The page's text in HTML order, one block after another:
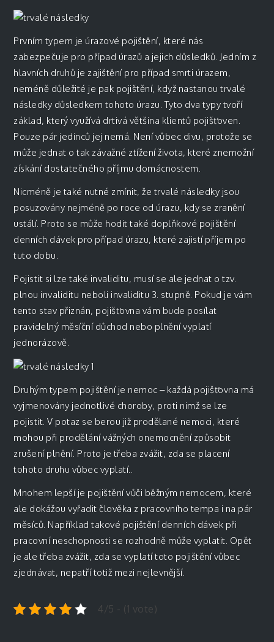
Prvním typem je úrazové pojištění, které nás
zabezpečuje pro případ úrazů a jejich důsledků. Jedním z
hlavních druhů je zajištění pro případ smrti úrazem,
neméně důležité je pak pojištění, když nastanou trvalé
následky důsledkem tohoto úrazu. Tyto dva typy tvoří
základ, který využívá drtivá většina klientů pojišťoven.
Pouze pár jedinců jej nemá. Není vůbec divu, protože se
může jednat o tak závažné ztížení života, které znemožní
získání dostatečného příjmu domácnostem.
Nicméně je také nutné zmínit, že trvalé následky jsou
posuzovány nejméně po roce od úrazu, kdy se zranění
ustálí. Proto se může hodit také doplňkové pojištění
denních dávek pro případ úrazu, které zajistí příjem po
tuto dobu.
Pojistit si lze také invaliditu, musí se ale jednat o tzv.
plnou invaliditu neboli invaliditu 3. stupně. Pokud je vám
tento stav přiznán, pojišťovna vám bude posílat
pravidelný měsíční důchod nebo plnění vyplatí
jednorázově.
Druhým typem pojištění je nemoc – každá pojišťovna má
vyjmenovány jednotlivé choroby, proti nimž se lze
pojistit. V potaz se berou již prodělané nemoci, které
mohou při prodělání vážných onemocnění způsobit
zrušení plnění. Proto je třeba zvážit, zda se placení
tohoto druhu vůbec vyplatí..
Mnohem lepší je pojištění vůči běžným nemocem, které
ale dokážou vyřadit člověka z pracovního tempa i na pár
měsíců. Například takové pojištění denních dávek při
pracovní neschopnosti se rozhodně může vyplatit. Opět
je ale třeba zvážit, zda se vyplatí toto pojištění vůbec
zjednávat, nepatří totiž mezi nejlevnější.
4/5 - (1 vote)